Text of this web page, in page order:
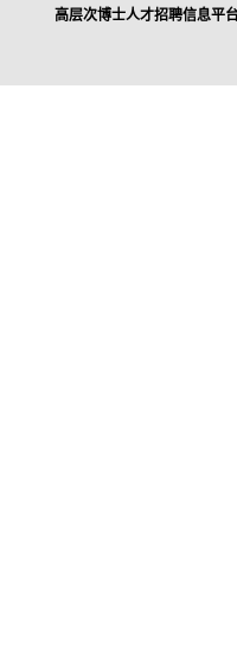
高层次博士人才招聘信息平